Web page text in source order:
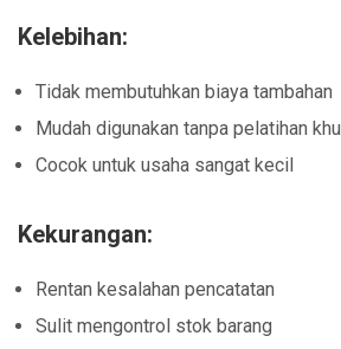
Kelebihan:
Tidak membutuhkan biaya tambahan
Mudah digunakan tanpa pelatihan
Cocok untuk usaha sangat kecil
Kekurangan:
Rentan kesalahan pencatatan
Sulit mengontrol stok barang